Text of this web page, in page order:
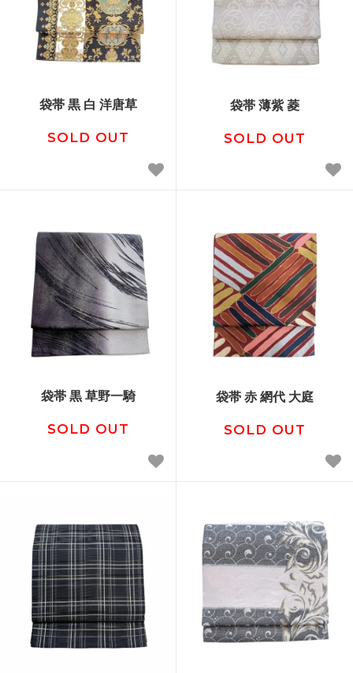
袋帯 黒 白 洋唐草
SOLD OUT
袋帯 薄紫 菱
SOLD OUT
袋帯 黒 草野一騎
SOLD OUT
袋帯 赤 網代 大庭
SOLD OUT